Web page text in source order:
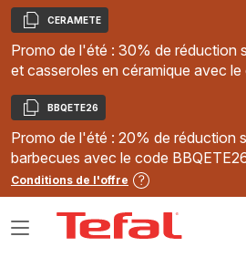
Copier
CERAMETE
Promo de l'été : 30% de réduction
et casseroles en céramique avec
Copier
BBQETE26
Promo de l'été : 20% de réduction
barbecues avec le code
Conditions de l'offre
Ouvrir